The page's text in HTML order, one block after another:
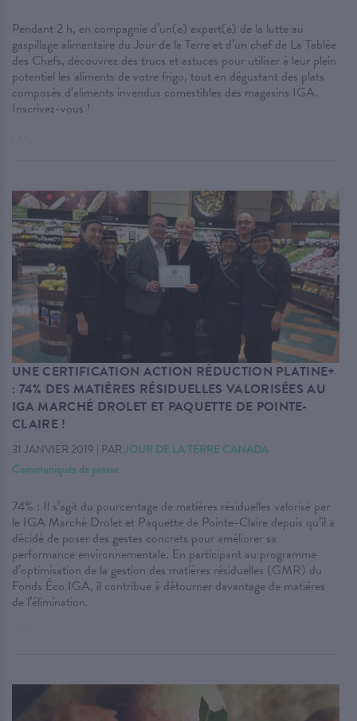
Pendant 2 h, en compagnie d’un(e) expert(e) de la lutte au
gaspillage alimentaire du Jour de la Terre et d’un chef de La Tablée
des Chefs, découvrez des trucs et astuces pour utiliser à leur plein
potentiel les aliments de votre frigo, tout en dégustant des plats
composés d’aliments invendus comestibles des magasins IGA.
Inscrivez-vous !
. . .
UNE CERTIFICATION ACTION RÉDUCTION PLATINE+
: 74% DES MATIÈRES RÉSIDUELLES VALORISÉES AU
IGA MARCHÉ DROLET ET PAQUETTE DE POINTE-
CLAIRE !
31 JANVIER 2019 | PAR JOUR DE LA TERRE CANADA
Communiqués de presse
74% : Il s’agit du pourcentage de matières résiduelles valorisé par
le IGA Marché Drolet et Paquette de Pointe-Claire depuis qu’il a
décidé de poser des gestes concrets pour améliorer sa
performance environnementale. En participant au programme
d’optimisation de la gestion des matières résiduelles (GMR) du
Fonds Éco IGA, il contribue à détourner davantage de matières
de l’élimination.
. . .